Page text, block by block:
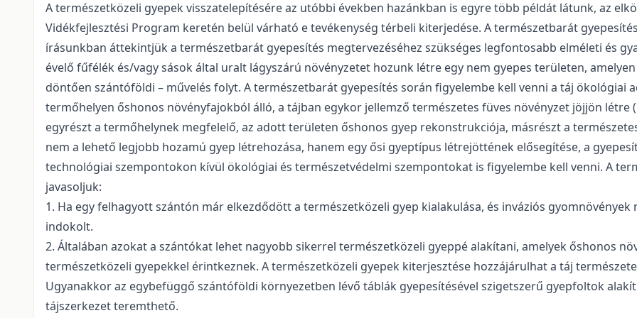
A természetközeli gyepek visszatelepítésére az utóbbi években hazánkban is egyre több példát látunk, az
Vidékfejlesztési Program keretén belül várható e tevékenység térbeli kiterjedése. A természetbarát
írásunkban áttekintjük a természetbarát gyepesítés megtervezéséhez szükséges legfontosabb elméleti és
évelő fűfélék és/vagy sások által uralt lágyszárú növényzetet hozunk létre egy nem gyepes területen,
döntően szántóföldi – művelés folyt. A természetbarát gyepesítés során figyelembe kell venni a táj ökológiai
termőhelyen őshonos növényfajokból álló, a tájban egykor jellemző természetes füves növényzet jöjjön létre
egyrészt a termőhelynek megfelelő, az adott területen őshonos gyep rekonstrukciója, másrészt a
nem a lehető legjobb hozamú gyep létrehozása, hanem egy ősi gyeptípus létrejöttének elősegítése, a
technológiai szempontokon kívül ökológiai és természetvédelmi szempontokat is figyelembe kell venni. A
javasoljuk:
1. Ha egy felhagyott szántón már elkezdődött a természetközeli gyep kialakulása, és inváziós
indokolt.
2. Általában azokat a szántókat lehet nagyobb sikerrel természetközeli gyeppé alakítani, amelyek őshonos
természetközeli gyepekkel érintkeznek. A természetközeli gyepek kiterjesztése hozzájárulhat a táj
Ugyanakkor az egybefüggő szántóföldi környezetben lévő táblák gyepesítésével szigetszerű gyepfoltok
tájszerkezet teremthető.